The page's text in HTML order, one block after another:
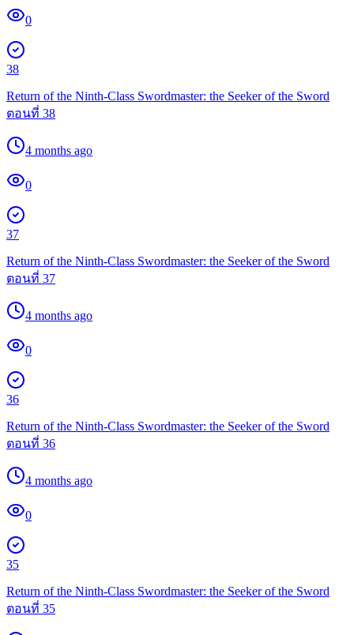
0
38
Return of the Ninth-Class Swordmaster: the Seeker of the Sword
ตอนที่ 38
4 months ago
0
37
Return of the Ninth-Class Swordmaster: the Seeker of the Sword
ตอนที่ 37
4 months ago
0
36
Return of the Ninth-Class Swordmaster: the Seeker of the Sword
ตอนที่ 36
4 months ago
0
35
Return of the Ninth-Class Swordmaster: the Seeker of the Sword
ตอนที่ 35